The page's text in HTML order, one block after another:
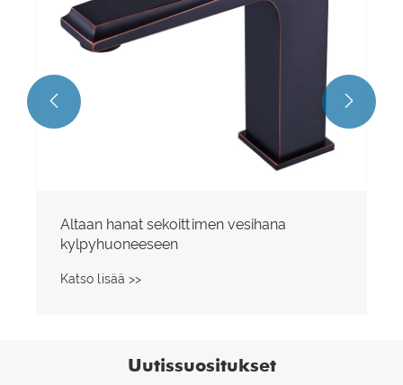
Altaan hanat sekoittimen vesihana
kylpyhuoneeseen
Katso lisää >>
 
Uutissuositukset